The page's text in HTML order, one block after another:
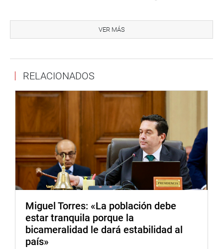
versiones recogidas, el sujeto fue intervenido por
ciudadanos que presuntamente habían sido víctimas de
practicados, dio positivo para cocaína.
“Entonces esa es la verdadera historia y hay que esperar
que esta vez las autoridades judiciales actúen con
imparcialidad porque lamentablemente hay un sesgo
contra la policía y a favor de la delincuencia. Eso es
intolerable”, anotó.
En ese sentido, el titular del Parlamento sostuvo que es
importante que toda investigación se desarrolle con
objetividad y respetando el debido proceso, evitando
diligencias correspondientes.
“De ninguna manera debe culparse sin investigación
alguna a los policías cuando todos los hechos muestran
VER MÁS
RELACIONADOS
Miguel Torres: «La población debe
estar tranquila porque la
bicameralidad le dará estabilidad al
país»